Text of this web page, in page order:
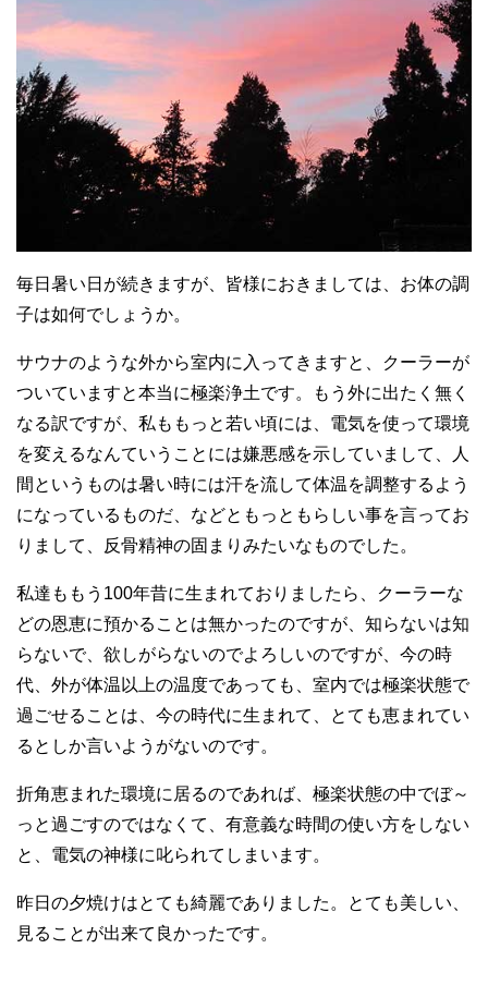
毎日暑い日が続きますが、皆様におきましては、お体の調
子は如何でしょうか。
サウナのような外から室内に入ってきますと、クーラーが
ついていますと本当に極楽浄土です。もう外に出たく無く
なる訳ですが、私ももっと若い頃には、電気を使って環境
を変えるなんていうことには嫌悪感を示していまして、人
間というものは暑い時には汗を流して体温を調整するよう
になっているものだ、などともっともらしい事を言ってお
りまして、反骨精神の固まりみたいなものでした。
私達ももう100年昔に生まれておりましたら、クーラーな
どの恩恵に預かることは無かったのですが、知らないは知
らないで、欲しがらないのでよろしいのですが、今の時
代、外が体温以上の温度であっても、室内では極楽状態で
過ごせることは、今の時代に生まれて、とても恵まれてい
るとしか言いようがないのです。
折角恵まれた環境に居るのであれば、極楽状態の中でぼ～
っと過ごすのではなくて、有意義な時間の使い方をしない
と、電気の神様に叱られてしまいます。
昨日の夕焼けはとても綺麗でありました。とても美しい、
見ることが出来て良かったです。